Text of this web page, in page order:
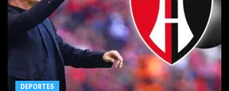
DEPORTES